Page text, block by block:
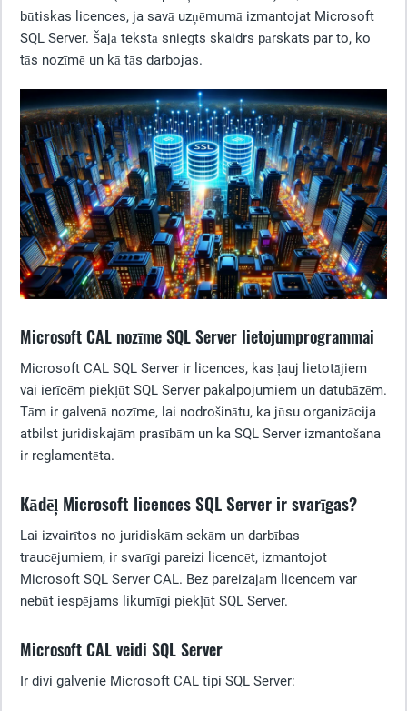
būtiskas licences, ja savā uzņēmumā izmantojat Microsoft
SQL Server. Šajā tekstā sniegts skaidrs pārskats par to, ko
tās nozīmē un kā tās darbojas.
Microsoft CAL nozīme SQL Server lietojumprogrammai
Microsoft CAL SQL Server ir licences, kas ļauj lietotājiem
vai ierīcēm piekļūt SQL Server pakalpojumiem un datubāzēm.
Tām ir galvenā nozīme, lai nodrošinātu, ka jūsu organizācija
atbilst juridiskajām prasībām un ka SQL Server izmantošana
ir reglamentēta.
Kādēļ Microsoft licences SQL Server ir svarīgas?
Lai izvairītos no juridiskām sekām un darbības
traucējumiem, ir svarīgi pareizi licencēt, izmantojot
Microsoft SQL Server CAL. Bez pareizajām licencēm var
nebūt iespējams likumīgi piekļūt SQL Server.
Microsoft CAL veidi SQL Server
Ir divi galvenie Microsoft CAL tipi SQL Server: